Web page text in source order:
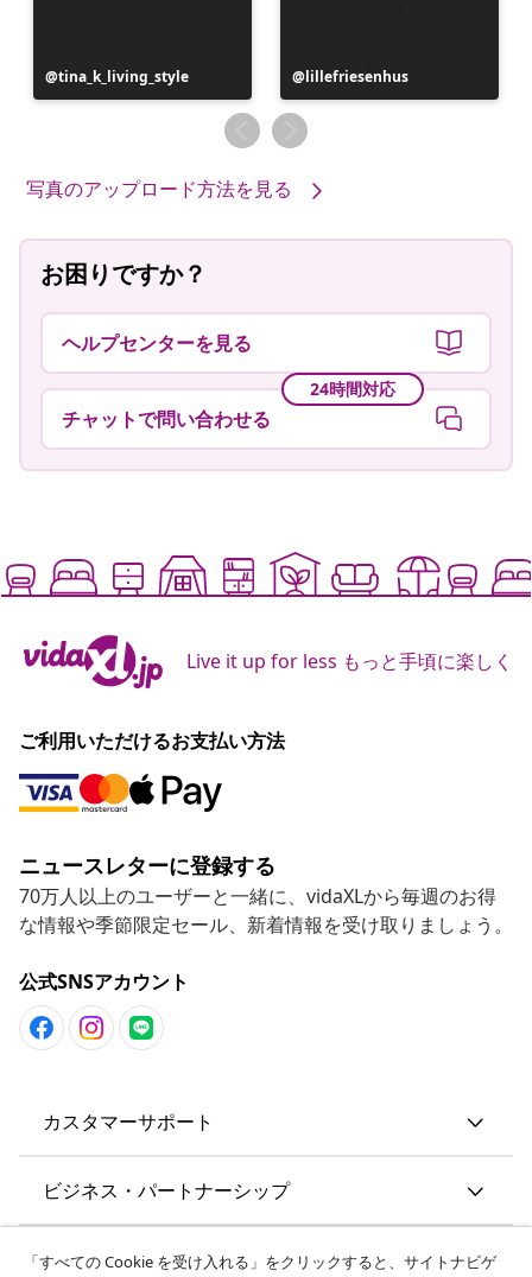
投
稿
tina_k_living_style
投
稿
者
lillefriesenhus
写真のアップロード方法を見る
お困りですか？
ヘルプセンターを見る
24時間対応
チャットで問い合わせる
Live it up for less もっと手頃に楽しく
ご利用いただけるお支払い方法
ニュースレターに登録する
70万人以上のユーザーと一緒に、vidaXLから毎週のお得
な情報や季節限定セール、新着情報を受け取りましょう。
公式SNSアカウント
カスタマーサポート
ビジネス・パートナーシップ
vidaXL
「すべての Cookie を受け入れる」をクリックすると、サイトナビゲ